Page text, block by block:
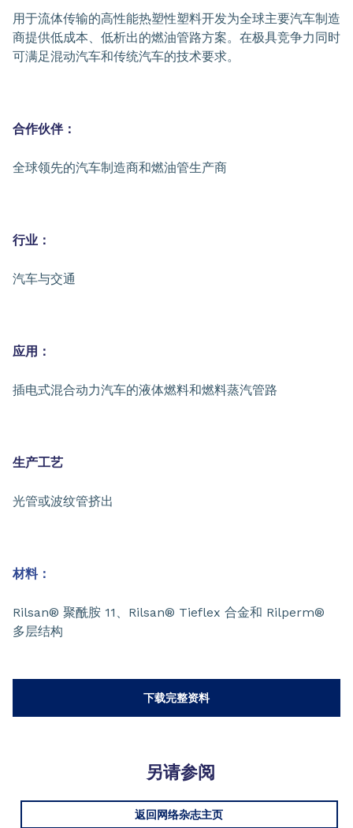
用于流体传输的高性能热塑性塑料开发为全球主要汽车制造
商提供低成本、低析出的燃油管路方案。在极具竞争力同时
可满足混动汽车和传统汽车的技术要求。
合作伙伴：
全球领先的汽车制造商和燃油管生产商
行业：
汽车与交通
应用：
插电式混合动力汽车的液体燃料和燃料蒸汽管路
生产工艺
光管或波纹管挤出
材料：
Rilsan® 聚酰胺 11、Rilsan® Tieflex 合金和 Rilperm®
多层结构
下载完整资料
另请参阅
返回网络杂志主页